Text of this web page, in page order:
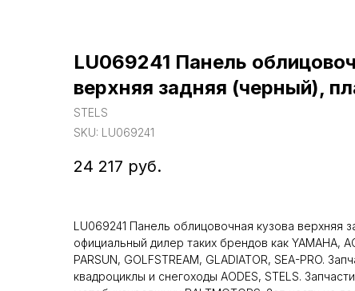
LU069241 Панель
верхняя задняя (черный),
STELS
SKU: LU069241
24 217 руб.
LU069241 Панель облицовочная кузова верхняя
официальный дилер таких брендов как YAMAHA,
PARSUN, GOLFSTREAM, GLADIATOR, SEA-PRO.
квадроциклы и снегоходы AODES, STELS.